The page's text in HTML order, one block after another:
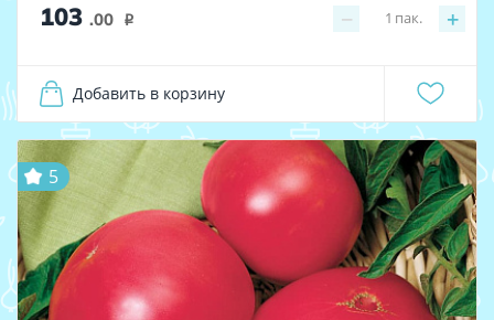
103 .00 i − +
1 пак.
Добавить в корзину
5